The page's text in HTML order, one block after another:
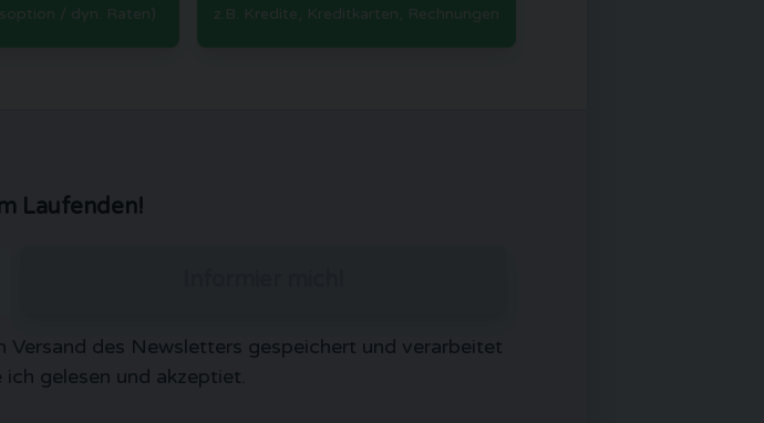
/ dyn. Raten) z.B. Kredite, Kreditkarten, Rechnungen
Laufenden!
Versand des Newsletters gespeichert und verarbeitet
ich gelesen und akzeptiet.